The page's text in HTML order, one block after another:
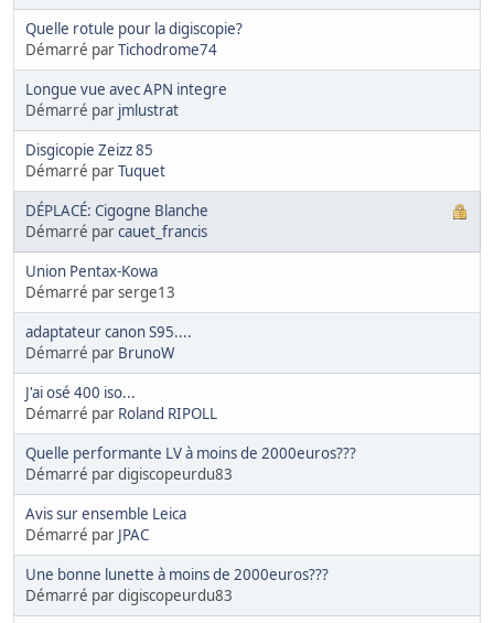
Quelle rotule pour la digiscopie?
Démarré parTichodrome74
Longue vue avec APN integre
Démarré par jmlustrat
Disgicopie Zeizz 85
Démarré parTuquet
DÉPLACÉ: Cigogne Blanche
Démarré parcauet_francis
Union Pentax-Kowa
Démarré par serge13
adaptateur canon S95....
Démarré par BrunoW
J'ai osé 400 iso...
Démarré par Roland RIPOLL
Quelle performante LV à moins de 2000euros???
Démarré par digiscopeurdu83
Avis sur ensemble Leica
Démarré par JPAC
Une bonne lunette à moins de 2000euros???
Démarré par digiscopeurdu83